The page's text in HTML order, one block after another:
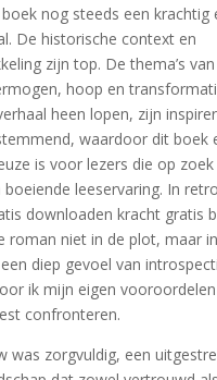
nog steeds een krachtig
De historische context en
zijn top. De thema’s van
hoop en
heen lopen, zijn
waardoor dit boek
is voor lezers die op
boeiende leeservaring. In
downloaden kracht gratis
roman niet in de plot, maar
diep gevoel van
ik mijn eigen
confronteren.
was zorgvuldig, een